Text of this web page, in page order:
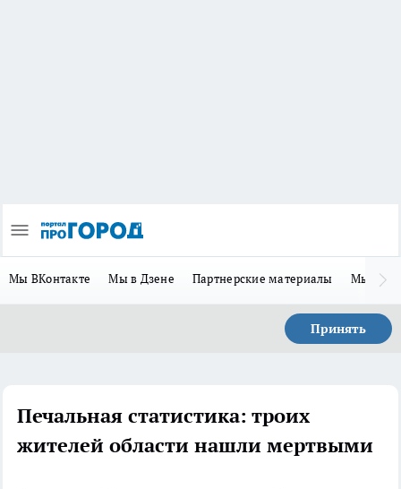
Мы ВКонтакте Мы в Дзене Партнерские материалы Мы в
Принять
Печальная статистика: троих
жителей области нашли мертвыми